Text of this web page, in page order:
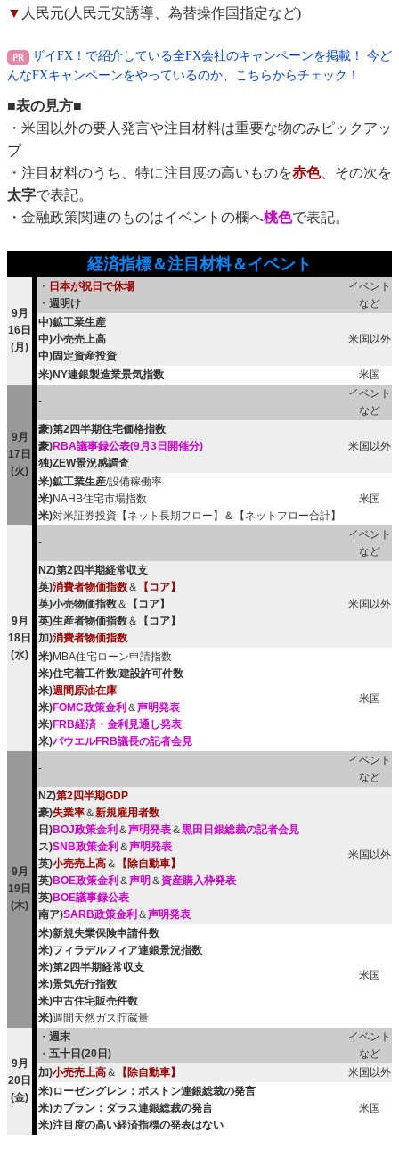
▼ 人民元(人民元安誘導、為替操作国指定など)
ザイFX！で紹介している全FX会社のキャンペーンを掲載！ 今ど
んなFXキャンペーンをやっているのか、こちらからチェック！
■表の見方■
・米国以外の要人発言や注目材料は重要な物のみピックアッ
プ
・注目材料のうち、特に注目度の高いものを赤色、その次を
太字で表記。
・金融政策関連のものはイベントの欄へ桃色で表記。
経済指標＆注目材料＆イベント
9月
16日
(月)
・ 日本が祝日で休場
・ 週明け
イベント
など
中)鉱工業生産
中)小売売上高
中)固定資産投資
米国以外
米)NY連銀製造業景気指数 米国
9月
17日
(火)
-
イベント
など
豪)第2四半期住宅価格指数
豪)RBA議事録公表(9月3日開催分)
独)ZEW景況感調査
米国以外
米)鉱工業生産/設備稼働率
米)NAHB住宅市場指数
米)対米証券投資【ネット長期フロー】＆【ネットフロー合計】
米国
9月
18日
(水)
-
イベント
など
NZ)第2四半期経常収支
英)消費者物価指数＆
【コア】
英)小売物価指数＆
【コア】
英)生産者物価指数＆
【コア】
加)消費者物価指数
米国以外
米)MBA住宅ローン申請指数
米)住宅着工件数/建設許可件数
米)週間原油在庫
米)FOMC政策金利 ＆声明発表
米)FRB経済・金利見通し発表
米)パウエルFRB議長の記者会見
米国
9月
19日
(木)
-
イベント
など
NZ)第2四半期GDP
豪)失業率＆新規雇用者数
日)BOJ政策金利 ＆声明発表＆黒田日銀総裁の記者会見
ス)SNB政策金利 ＆声明発表
英)小売売上高＆
【除自動車】
英)BOE政策金利 ＆声明 ＆資産購入枠発表
英)BOE議事録公表
南ア)SARB政策金利 ＆声明発表
米国以外
米)新規失業保険申請件数
米)フィラデルフィア連銀景況指数
米)第2四半期経常収支
米)景気先行指数
米)中古住宅販売件数
米)週間天然ガス貯蔵量
米国
9月
20日
(金)
・ 週末
・ 五十日(20日)
イベント
など
加)小売売上高＆ 【除自動車】
米国以外
米)ローゼングレン：ボストン連銀総裁の発言
米)カプラン：ダラス連銀総裁の発言
米)注目度の高い経済指標の発表はない
米国